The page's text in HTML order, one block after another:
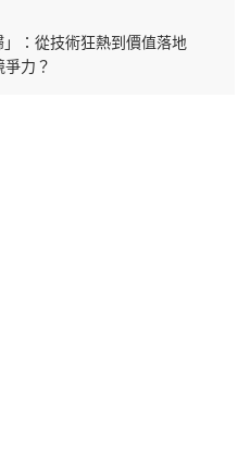
：從技術狂熱到價值落地
力？